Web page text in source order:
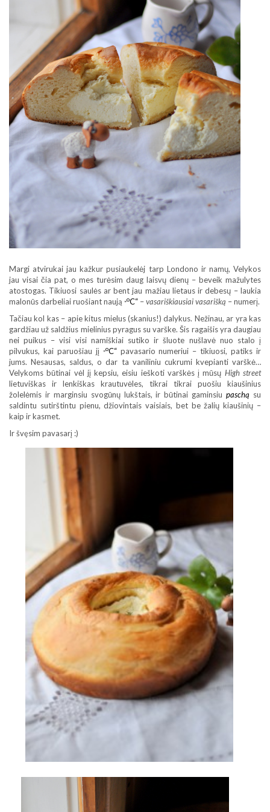
Margi atvirukai jau kažkur pusiaukelėj tarp Londono ir namų, Velykos
jau visai čia pat, o mes turėsim daug laisvų dienų – beveik mažulytes
atostogas. Tikiuosi saulės ar bent jau mažiau lietaus ir debesų – laukia
malonūs darbeliai ruošiant naują
„oC“ –vasariškiausiaivasarišką – numerį.
Tačiau kol kas – apie kitus mielus (skanius!) dalykus. Nežinau, ar yra kas
gardžiau už saldžius mielinius pyragus su varške. Šis ragaišis yra daugiau
nei puikus – visi visi namiškiai sutiko ir šluote nušlavė nuo stalo į
pilvukus, kai paruošiau jį
„oC“pavasario numeriui – tikiuosi, patiks ir
jums. Nesausas, saldus, o dar ta vaniliniu cukrumi kvepianti varškė…
Velykoms būtinai vėl jį kepsiu, eisiu ieškoti varškės į mūsų High street
lietuviškas ir lenkiškas krautuvėles, tikrai tikrai puošiu kiaušinius
žolelėmis ir marginsiu svogūnų lukštais, ir būtinai gaminsiupaschą su
saldintu sutirštintu pienu, džiovintais vaisiais, bet be žalių kiaušinių –
kaip ir kasmet.
Ir švęsim pavasarį :)